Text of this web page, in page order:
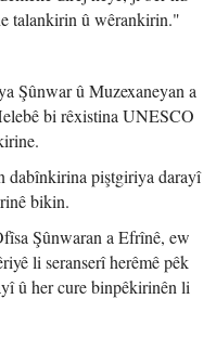
talankirin û wêrankirin."
Şûnwar û Muzexaneyan a
bi rêxistina UNESCO
dabînkirina piştgiriya darayî
bikin.
Şûnwaran a Efrînê, ew
li seranserî herêmê pêk
û her cure binpêkirinên li